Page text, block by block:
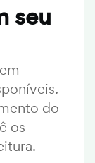
seu
do
os